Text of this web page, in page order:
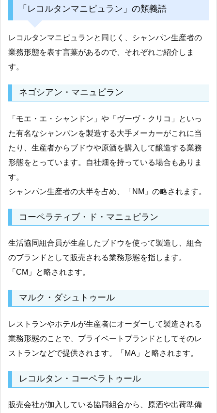
「レコルタンマニピュラン」の類義語
レコルタンマニピュランと同じく、シャンパン生産者の
業務形態を表す言葉があるので、それぞれご紹介しま
す。
ネゴシアン・マニュピラン
「モエ・エ・シャンドン」や「ヴーヴ・クリコ」といっ
た有名なシャンパンを製造する大手メーカーがこれに当
たり、生産者からブドウや原酒を購入して醸造する業務
形態をとっています。自社畑を持っている場合もありま
す。
シャンパン生産者の大半を占め、「NM」の略されます。
コーペラティブ・ド・マニュピラン
生活協同組合員が生産したブドウを使って製造し、組合
のブランドとして販売される業務形態を指します。
「CM」と略されます。
マルク・ダシュトゥール
レストランやホテルが生産者にオーダーして製造される
業務形態のことで、プライベートブランドとしてそのレ
ストランなどで提供されます。「MA」と略されます。
レコルタン・コーペラトゥール
販売会社が加入している協同組合から、原酒や出荷準備